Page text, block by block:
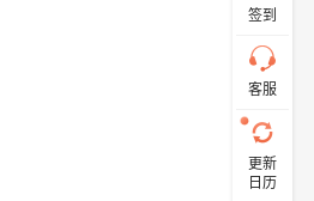
签到
客服
的
求！
切
带
资
源
更新
日历